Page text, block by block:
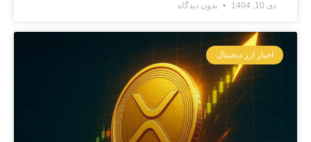
دی 10, 1404 بدون دیدگاه
اخبار ارز دیجیتال